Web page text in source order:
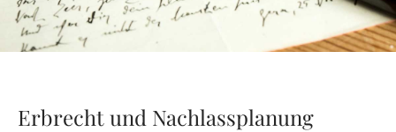
Erbrecht und Nachlassplanung